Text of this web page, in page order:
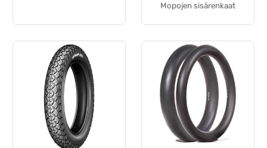
Mopojen sisärenkaat